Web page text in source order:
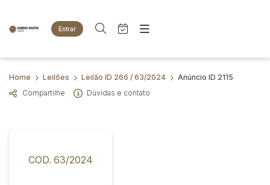
Entrar
Criar conta Entrar
Site
Agenda
Quem Somos
Animais
Busca por palavra-chave
Quem Somos
Home Leilões Leilão ID 266 / 63/2024
Anúncio ID 2115
Compartilhe
Dúvidas e contato
COD. 63/2024